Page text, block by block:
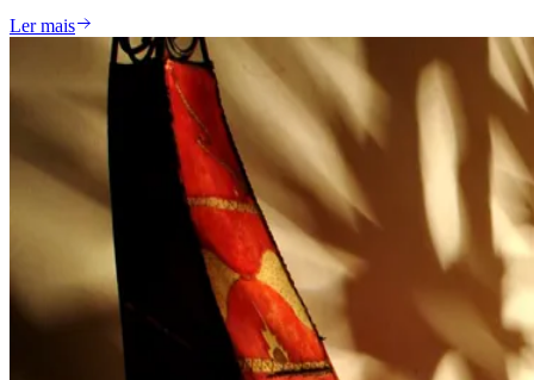
Ler mais